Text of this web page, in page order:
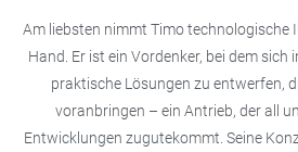
Am liebsten nimmt Timo technologische
Hand. Er ist ein Vordenker, bei dem sich
praktische Lösungen zu entwerfen,
voranbringen – ein Antrieb, der all
Entwicklungen zugutekommt. Seine